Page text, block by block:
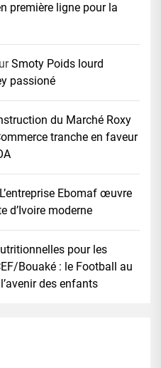
première ligne pour la
Smoty Poids lourd
passioné
du Marché Roxy
tranche en faveur
L’entreprise Ebomaf œuvre
d’Ivoire moderne
pour les
Bouaké : le Football au
des enfants